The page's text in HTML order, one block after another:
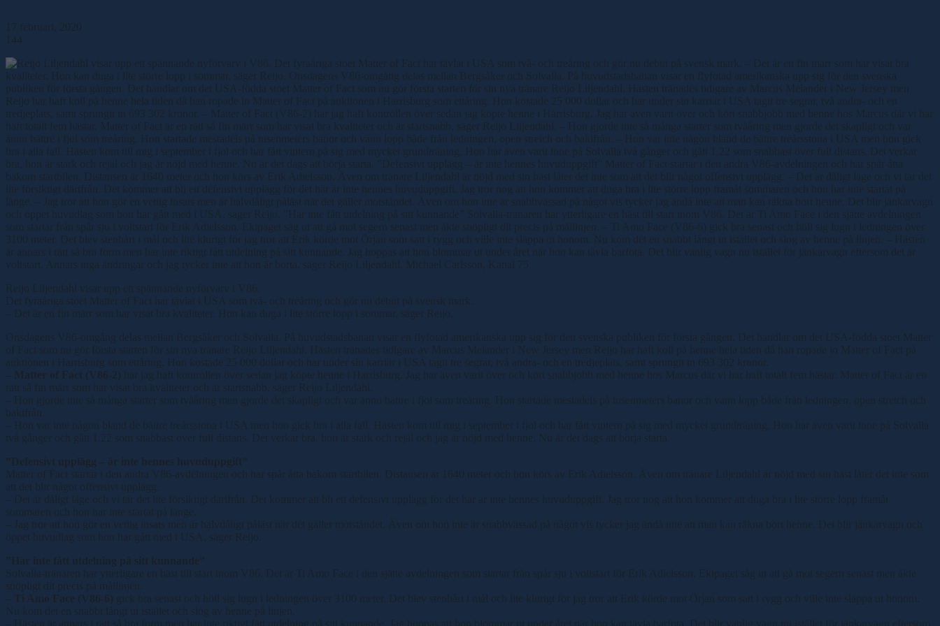
17 februari, 2020
144
Reijo Liljendahl visar upp ett spännande nyförvärv i V86.
Det fyraåriga stoet Matter of Fact har tävlat i USA som två- och treåring och gör nu debut på svensk mark.
– Det är en fin märr som har visat bra kvaliteter. Hon kan duga i lite större lopp i sommar, säger Reijo.
Onsdagens V86-omgång delas mellan Bergsåker och Solvalla. På huvudstadsbanan visar en flyfotad amerikanska upp sig för den svenska publiken för första gången. Det handlar om det USA-födda stoet Matter
of Fact som nu gör första starten för sin nya tränare Reijo Liljendahl. Hästen tränades tidigare av Marcus Melander i New Jersey men Reijo har haft koll på henne hela tiden då han ropade in Matter of Fact på
auktionen i Harrisburg som ettåring. Hon kostade 25 000 dollar och har under sin karriär i USA tagit tre segrar, två andra- och en tredjeplats, samt sprungit in 693 302 kronor.
– Matter of Fact (V86-2) har jag haft kontrollen över sedan jag köpte henne i Harrisburg. Jag har även varit över och kört snabbjobb med henne hos Marcus där vi har haft totalt fem hästar. Matter of Fact är en
rätt så fin märr som har visat bra kvaliteter och är startsnabb, säger Reijo Liljendahl.
– Hon gjorde inte så många starter som tvååring men gjorde det skapligt och var ännu bättre i fjol som treåring. Hon startade mestadels på tusenmeters banor och vann lopp både från ledningen, open stretch och
bakifrån.
– Hon var inte någon bland de bättre treårsstona i USA men hon gick bra i alla fall. Hästen kom till mig i september i fjol och har fått vintern på sig med mycket grundträning. Hon har även varit inne på Solvalla
två gånger och gått 1.22 som snabbast över full distans. Det verkar bra, hon är stark och rejäl och jag är nöjd med henne. Nu är det dags att börja starta.
”Defensivt upplägg – är inte hennes huvuduppgift”
Matter of Fact startar i den andra V86-avdelningen och har spår åtta bakom startbilen. Distansen är 1640 meter och hon körs av Erik Adielsson. Även om tränare Liljendahl är nöjd med sin häst låter det inte som
att det blir något offensivt upplägg.
– Det är dåligt läge och vi tar det lite försiktigt därifrån. Det kommer att bli ett defensivt upplägg för det här är inte hennes huvuduppgift. Jag tror nog att hon kommer att duga bra i lite större lopp framåt
sommaren och hon har inte startat på länge.
– Jag tror att hon gör en vettig insats men är halvdåligt påläst när det gäller motståndet. Även om hon inte är snabbvässad på något vis tycker jag ändå inte att man kan räkna bort henne. Det blir jänkarvagn och
öppet huvudlag som hon har gått med i USA, säger Reijo.
”Har inte fått utdelning på sitt kunnande”
Solvalla-tränaren har ytterligare en häst till start inom V86. Det är Ti Amo Face i den sjätte avdelningen som startar från spår sju i voltstart för Erik Adielsson. Ekipaget såg ut att gå mot segern senast men åkte
snöpligt dit precis på mållinjen.
– Ti Amo Face (V86-6) gick bra senast och höll sig lugn i ledningen över 3100 meter. Det blev stenhårt i mål och lite klurigt för jag tror att Erik körde mot Örjan som satt i rygg och ville inte släppa ut honom.
Nu kom det en snabbt långt ut istället och slog av henne på linjen.
– Hästen är annars i rätt så bra form men har inte riktigt fått utdelning på sitt kunnande. Jag hoppas att hon blommar ut under året när hon kan tävla barfota. Det blir vanlig vagn nu istället för jänkarvagn eftersom